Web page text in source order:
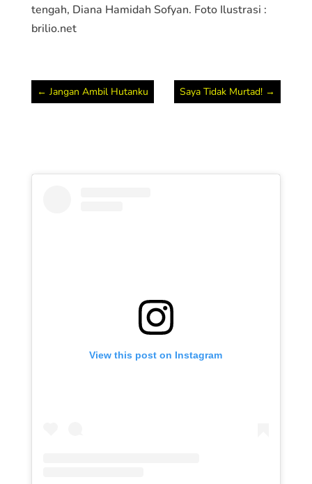
tengah, Diana Hamidah Sofyan. Foto Ilustrasi :
brilio.net
← Jangan Ambil Hutanku Saya Tidak Murtad! →
View this post on Instagram